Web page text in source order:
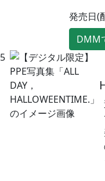
発売日(
DMM
5